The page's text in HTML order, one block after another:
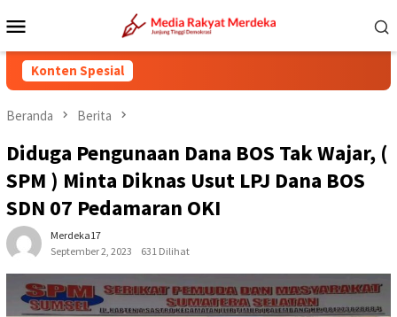
ke
Mobile
Konten Spesial
Beranda Berita
Diduga Pengunaan Dana BOS Tak Wajar, (
SPM ) Minta Diknas Usut LPJ Dana BOS
SDN 07 Pedamaran OKI
Merdeka17
September 2, 2023
631 Dilihat